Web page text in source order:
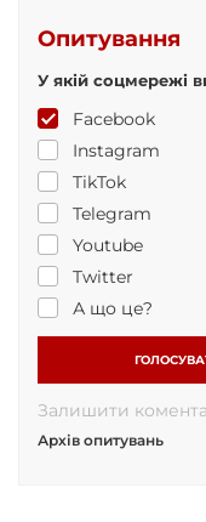
Опитування
У якій соцмережі
Facebook
Instagram
TikTok
Telegram
Youtube
Twitter
А що це?
Залишити
Архів опитувань